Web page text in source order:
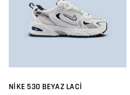
NIKE 530 BEYAZ LACI